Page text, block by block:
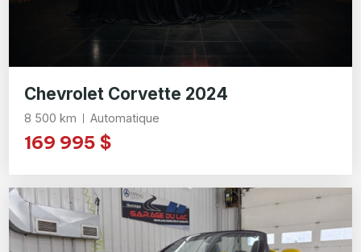
Chevrolet Corvette 2024
8 500 km Automatique
169 995 $